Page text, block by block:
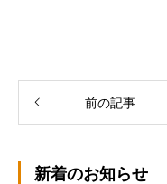
前の記事
新着のお知らせ